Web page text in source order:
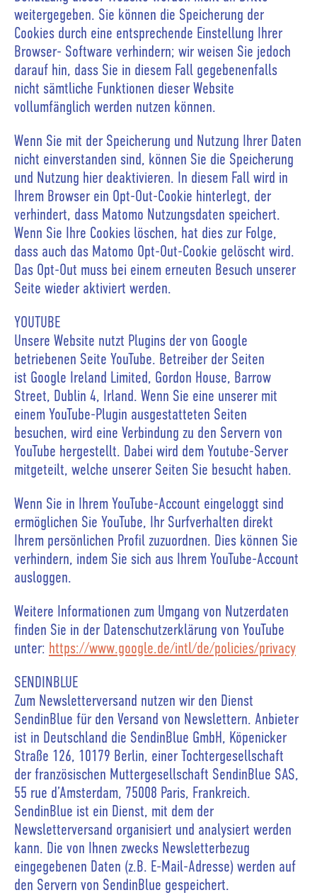
weitergegeben. Sie können die Speicherung der
Cookies durch eine entsprechende Einstellung Ihrer
Browser- Software verhindern; wir weisen Sie jedoch
darauf hin, dass Sie in diesem Fall gegebenenfalls
nicht sämtliche Funktionen dieser Website
vollumfänglich werden nutzen können.
Wenn Sie mit der Speicherung und Nutzung Ihrer Daten
nicht einverstanden sind, können Sie die Speicherung
und Nutzung hier deaktivieren. In diesem Fall wird in
Ihrem Browser ein Opt-Out-Cookie hinterlegt, der
verhindert, dass Matomo Nutzungsdaten speichert.
Wenn Sie Ihre Cookies löschen, hat dies zur Folge,
dass auch das Matomo Opt-Out-Cookie gelöscht wird.
Das Opt-Out muss bei einem erneuten Besuch unserer
Seite wieder aktiviert werden.
YOUTUBE
Unsere Website nutzt Plugins der von Google
betriebenen Seite YouTube. Betreiber der Seiten
ist Google Ireland Limited, Gordon House, Barrow
Street, Dublin 4, Irland. Wenn Sie eine unserer mit
einem YouTube-Plugin ausgestatteten Seiten
besuchen, wird eine Verbindung zu den Servern von
YouTube hergestellt. Dabei wird dem Youtube-Server
mitgeteilt, welche unserer Seiten Sie besucht haben.
Wenn Sie in Ihrem YouTube-Account eingeloggt sind
ermöglichen Sie YouTube, Ihr Surfverhalten direkt
Ihrem persönlichen Profil zuzuordnen. Dies können Sie
verhindern, indem Sie sich aus Ihrem YouTube-Account
ausloggen.
Weitere Informationen zum Umgang von Nutzerdaten
finden Sie in der Datenschutzerklärung von YouTube
unter: https://www.google.de/intl/de/policies/privacy
SENDINBLUE
Zum Newsletterversand nutzen wir den Dienst
SendinBlue für den Versand von Newslettern. Anbieter
ist in Deutschland die SendinBlue GmbH, Köpenicker
Straße 126, 10179 Berlin, einer Tochtergesellschaft
der französischen Muttergesellschaft SendinBlue SAS,
55 rue d’Amsterdam, 75008 Paris, Frankreich.
SendinBlue ist ein Dienst, mit dem der
Newsletterversand organisiert und analysiert werden
kann. Die von Ihnen zwecks Newsletterbezug
eingegebenen Daten (z.B. E-Mail-Adresse) werden auf
den Servern von SendinBlue gespeichert.